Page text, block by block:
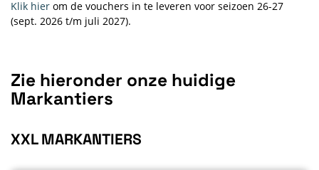
Klik hier om de vouchers in te leveren voor seizoen 26-27
(sept. 2026 t/m juli 2027).
Zie hieronder onze huidige
Markantiers
XXL MARKANTIERS